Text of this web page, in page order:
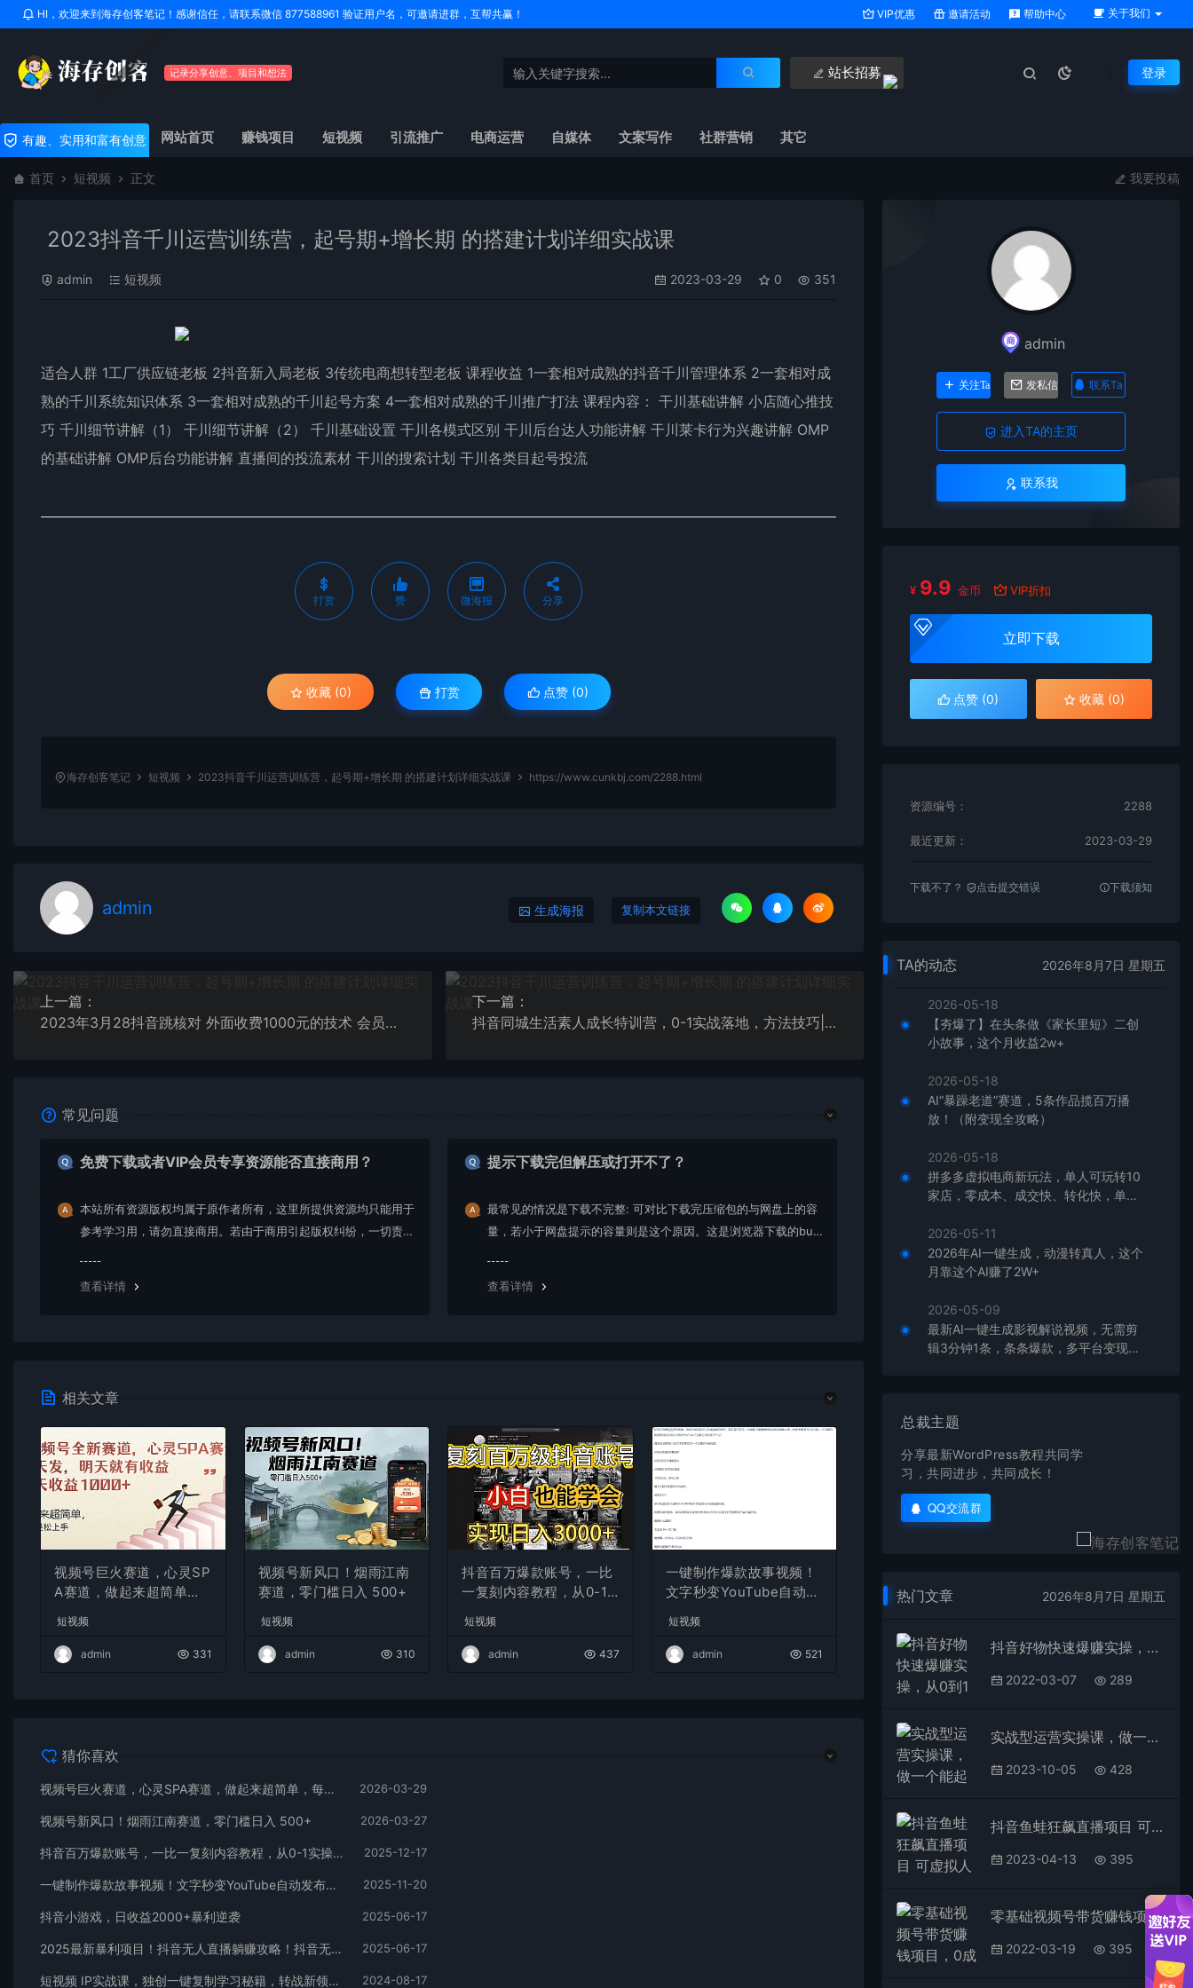
HI，欢迎来到海存创客笔记！感谢信任，请联系微信 877588961 验证用户名，可邀请进群，互帮共赢！ VIP优惠 邀请活动 帮助中心 关于我们
记录分享创意、项目和想法 站长招募 登录
有趣、实用和富有创意 网站首页 赚钱项目 短视频 引流推广 电商运营 自媒体 文案写作 社群营销 其它
首页 短视频 正文 我要投稿
2023抖音千川运营训练营，起号期+增长期 的搭建计划详细实战课
admin 短视频 2023-03-29 0 351
适合人群 1工厂供应链老板 2抖音新入局老板 3传统电商想转型老板 课程收益 1一套相对成熟的抖音千川管理体系 2一套相对成
熟的千川系统知识体系 3一套相对成熟的千川起号方案 4一套相对成熟的千川推广打法 课程内容： 干川基础讲解 小店随心推技
巧 千川细节讲解（1） 干川细节讲解（2） 千川基础设置 干川各模式区别 干川后台达人功能讲解 干川莱卡行为兴趣讲解 OMP
的基础讲解 OMP后台功能讲解 直播间的投流素材 干川的搜索计划 干川各类目起号投流
打赏 赞 微海报 分享
收藏 (0) 打赏 点赞 (0)
海存创客笔记 短视频 2023抖音千川运营训练营，起号期+增长期 的搭建计划详细实战课 https://www.cunkbj.com/2288.html
admin 生成海报 复制本文链接
上一篇：
2023年3月28抖音跳核对 外面收费1000元的技术 会员自测 黑科技随时可能和谐
下一篇：
抖音同城生活素人成长特训营，0-1实战落地，方法技巧|实战应用|案例解析
常见问题
免费下载或者VIP会员专享资源能否直接商用？
本站所有资源版权均属于原作者所有，这里所提供资源均只能用于
参考学习用，请勿直接商用。若由于商用引起版权纠纷，一切责任
查看详情
提示下载完但解压或打开不了？
最常见的情况是下载不完整: 可对比下载完压缩包的与网盘上的容
量，若小于网盘提示的容量则是这个原因。这是浏览器下载的bu
查看详情
相关文章
视频号巨火赛道，心灵SP
A赛道，做起来超简单，
短视频
admin 331
视频号新风口！烟雨江南
赛道，零门槛日入 500+
短视频
admin 310
抖音百万爆款账号，一比
一复刻内容教程，从0-1
复制爆款，月入10w+
短视频
admin 437
一键制作爆款故事视频！
文字秒变YouTube自动发
短视频
admin 521
猜你喜欢
视频号巨火赛道，心灵SPA赛道，做起来超简单，每天收益800+ 2026-03-29
视频号新风口！烟雨江南赛道，零门槛日入 500+ 2026-03-27
抖音百万爆款账号，一比一复刻内容教程，从0-1实操课，小白也能学会，复制爆款，月入10w+ 2025-12-17
一键制作爆款故事视频！文字秒变YouTube自动发布的傻瓜式教程 2025-11-20
抖音小游戏，日收益2000+暴利逆袭 2025-06-17
2025最新暴利项目！抖音无人直播躺赚攻略！抖音无人直播3.0玩法！0门槛… 2025-06-17
短视频 IP实战课，独创一键复制学习秘籍，转战新领域，月赚五万轻松行 2024-08-17
admin
关注Ta 发私信 联系Ta
进入TA的主页
联系我
¥ 9.9 金币 VIP折扣
立即下载
点赞 (0) 收藏 (0)
资源编号： 2288
最近更新： 2023-03-29
下载不了？ 点击提交错误 下载须知
TA的动态 2026年8月7日 星期五
2026-05-18
【夯爆了】在头条做《家长里短》二创
小故事，这个月收益2w+
2026-05-18
AI“暴躁老道”赛道，5条作品揽百万播
放！（附变现全攻略）
2026-05-18
拼多多虚拟电商新玩法，单人可玩转10
家店，零成本、成交快、转化快，单店
2026-05-11
2026年AI一键生成，动漫转真人，这个
月靠这个AI赚了2W+
2026-05-09
最新AI一键生成影视解说视频，无需剪
辑3分钟1条，条条爆款，多平台变现日
总裁主题
分享最新WordPress教程共同学
习，共同进步，共同成长！
QQ交流群
热门文章 2026年8月7日 星期五
抖音好物快速爆赚实操，从0到1日成交7K直播课，干货满满
2022-03-07 289
实战型运营实操课，做一个能起号能稳号有人设的变现主播
2023-10-05 428
抖音鱼蛙狂飙直播项目 可虚拟人直播 抖音报白 实时互动直播【软件+教程】
2023-04-13 395
零基础视频号带货赚钱项目，0成本0门槛轻松日入300+【视频教程】
2022-03-19 395